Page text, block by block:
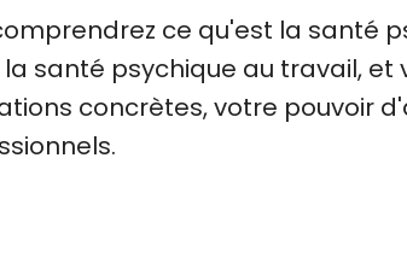
ce qu'est la santé
santé psychique au travail, et
concrètes, votre pouvoir